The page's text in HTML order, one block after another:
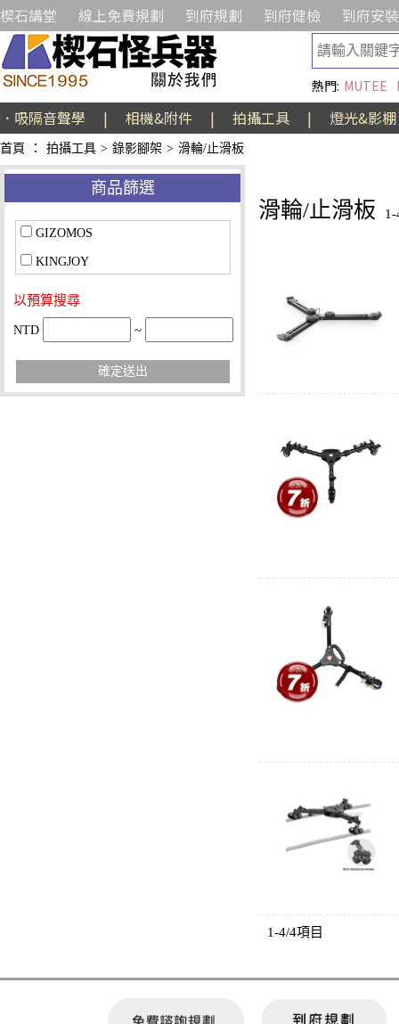
楔石講堂 線上免費規劃 到府規劃 到府健檢 到府安裝
熱門: MUTEE
．吸隔音聲學 | 相機&附件 | 拍攝工具 | 燈光&影棚
首頁 ： 拍攝工具 > 錄影腳架 > 滑輪/止滑板
商品篩選
GIZOMOS
KINGJOY
以預算搜尋
NTD ~
確定送出
滑輪/止滑板
1-4/4項目